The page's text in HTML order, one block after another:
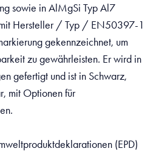
sowie in AlMgSi Typ Al7
Hersteller / Typ / EN50397-1
gekennzeichnet, um
zu gewährleisten. Er wird in
gefertigt und ist in Schwarz,
mit Optionen für
(EPD)